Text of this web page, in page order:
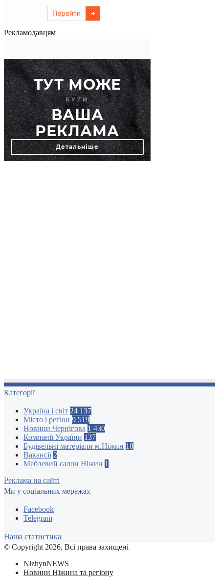
Рекламодавцям
Категорії
Україна і світ 24 137
Місто і регіон 9 519
Новини Чернігова 1 430
Компанії України 137
Будівельні матеріали м.Ніжин 18
Вакансії 2
Меблевий салон Ніжин 1
Реклама на сайті
Ми у соціальних мережах
Facebook
Telegram
Наша статистика:
© Copyright 2026, Всі права захищені
NizhynNEWS
Новини Ніжина та регіону